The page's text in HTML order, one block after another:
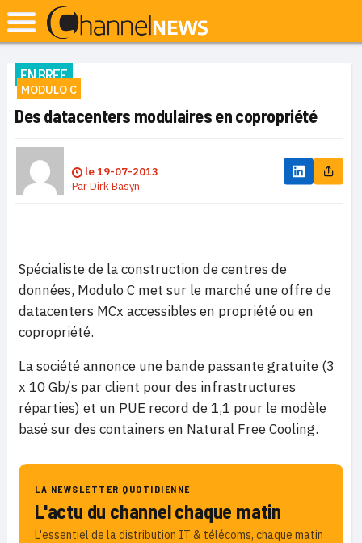
EN BREF
MODULO C
Des datacenters modulaires en copropriété
le19-07-2013
ParDirk Basyn
Spécialiste de la construction de centres de
données, Modulo C met sur le marché une offre de
datacenters MCx accessibles en propriété ou en
copropriété.
La société annonce une bande passante gratuite (3
x 10 Gb/s par client pour des infrastructures
réparties) et un PUE record de 1,1 pour le modèle
basé sur des containers en Natural Free Cooling.
LA NEWSLETTER QUOTIDIENNE
L'actu du channel chaque matin
L'essentiel de la distribution IT & télécoms, chaque matin